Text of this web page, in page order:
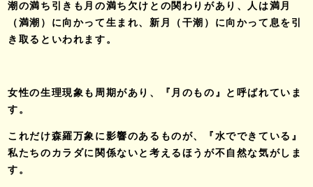
潮の満ち引きも月の満ち欠けとの関わりがあり、人は満月
（満潮）に向かって生まれ、新月（干潮）に向かって息を引
き取るといわれます。
女性の生理現象も周期があり、『月のもの』と呼ばれていま
す。
これだけ森羅万象に影響のあるものが、『水でできている』
私たちのカラダに関係ないと考えるほうが不自然な気がしま
す。